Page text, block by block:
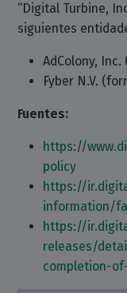
“Digital Turbine,
siguientes
AdColony,
Fyber N.V.
Fuentes:
https://
policy
https://
information/
https://
releases/
completion-